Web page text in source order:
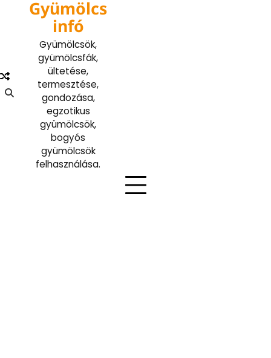
Gyümölcs
infó
Gyümölcsök,
gyümölcsfák,
ültetése,
termesztése,
gondozása,
egzotikus
gyümölcsök,
bogyós
gyümölcsök
felhasználása.